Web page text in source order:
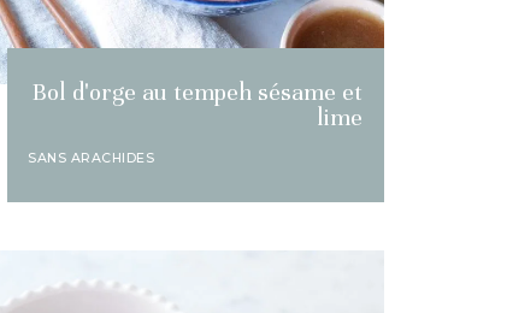
Bol d'orge au tempeh sésame et
lime
SANS ARACHIDES